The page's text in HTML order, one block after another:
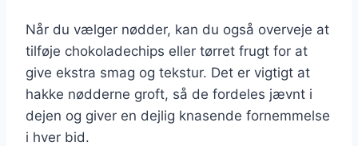
Når du vælger nødder, kan du også overveje at
tilføje chokoladechips eller tørret frugt for at
give ekstra smag og tekstur. Det er vigtigt at
hakke nødderne groft, så de fordeles jævnt i
dejen og giver en dejlig knasende fornemmelse
i hver bid.